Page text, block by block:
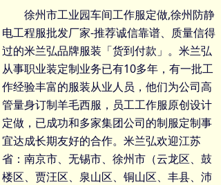
徐州市工业园车间工作服定做,徐州防静
电工程服批发厂家-推荐诚信靠谱、质量信得
过的米兰弘品牌服装「货到付款」。米兰弘
从事职业装定制业务已有10多年，有一批工
作经验丰富的服装从业人员，他们为公司高
管量身订制羊毛西服 ， 员工工作服原创设计
定做，已成功和多家集团公司的制服定制事
宜达成长期友好的合作。米兰弘欢迎江苏
省：南京市、无锡市、徐州市（云龙区、鼓
楼区、贾汪区、泉山区、铜山区、丰县、沛